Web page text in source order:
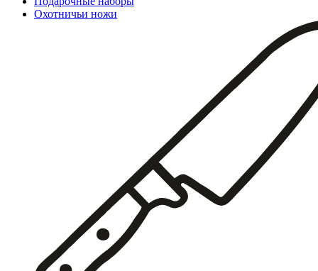
Охотничьи ножи